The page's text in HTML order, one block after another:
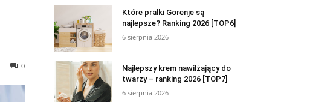
0
Które pralki Gorenje są
najlepsze? Ranking 2026 [TOP6]
6 sierpnia 2026
Najlepszy krem nawilżający do
twarzy – ranking 2026 [TOP7]
6 sierpnia 2026